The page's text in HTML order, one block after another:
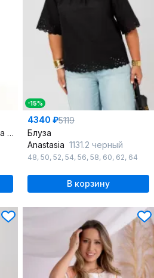
Мультиколор летняя блуза с асимметричным низом
-15%
4340 ₽5119
Блуза
Anastasia 1131.2 черный
48, 50, 52, 54, 56, 58, 60, 62, 64
В корзину